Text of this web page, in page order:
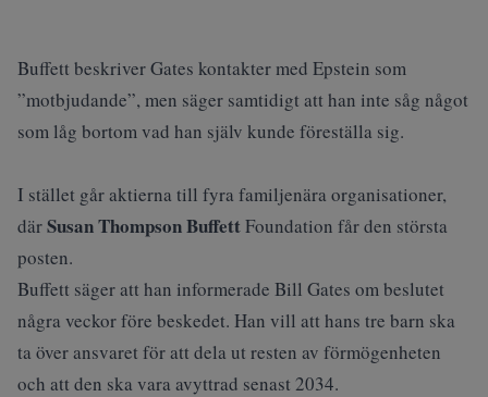
Buffett beskriver Gates kontakter med Epstein som
”motbjudande”, men säger samtidigt att han inte såg något
som låg bortom vad han själv kunde föreställa sig.
I stället går aktierna till fyra familjenära organisationer,
därSusan Thompson BuffettFoundation får den största
posten.
Buffett säger att han informerade Bill Gates om beslutet
några veckor före beskedet. Han vill att hans tre barn ska
ta över ansvaret för att dela ut resten av förmögenheten
och att den ska vara avyttrad senast 2034.